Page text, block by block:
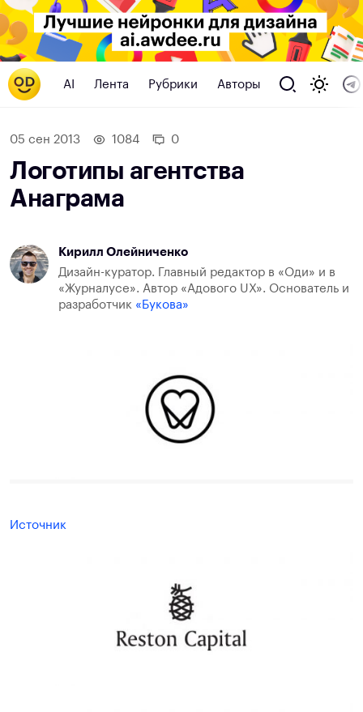
AI Лента Рубрики Авторы
05 сен 2013 1084 0
Логотипы агентства
Анаграма
Кирилл Олейниченко
Дизайн-куратор. Главный редактор в «Оди» и в
«Журналусе». Автор «Адового UX». Основатель и
разработчик «Букова»
Источник